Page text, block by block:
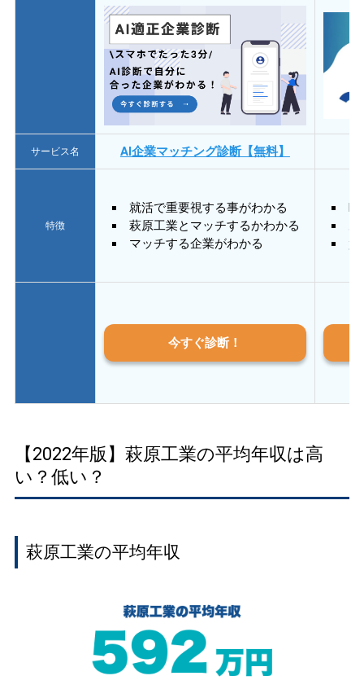
サービス名 AI企業マッチング診断【無料】
特徴
就活で重要視する事がわかる
萩原工業とマッチするかわかる
マッチする企業がわかる
質
今すぐ診断！
【2022年版】萩原工業の平均年収は高
い？低い？
萩原工業の平均年収